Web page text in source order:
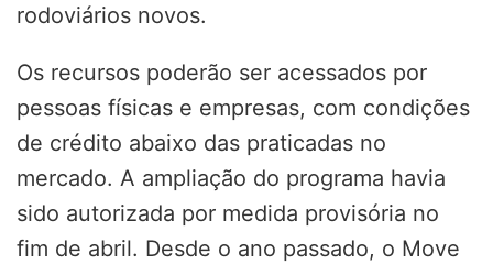
rodoviários novos.
Os recursos poderão ser acessados por
pessoas físicas e empresas, com condições
de crédito abaixo das praticadas no
mercado. A ampliação do programa havia
sido autorizada por medida provisória no
fim de abril. Desde o ano passado, o Move